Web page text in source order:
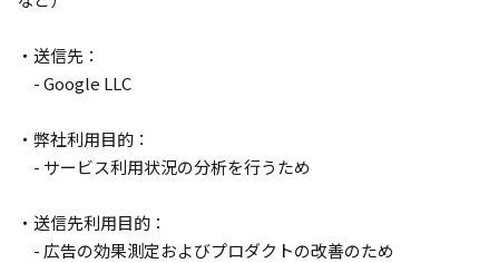
・送信先：
- Google LLC
・弊社利用目的：
- サービス利用状況の分析を行うため
・送信先利用目的：
- 広告の効果測定およびプロダクトの改善のため